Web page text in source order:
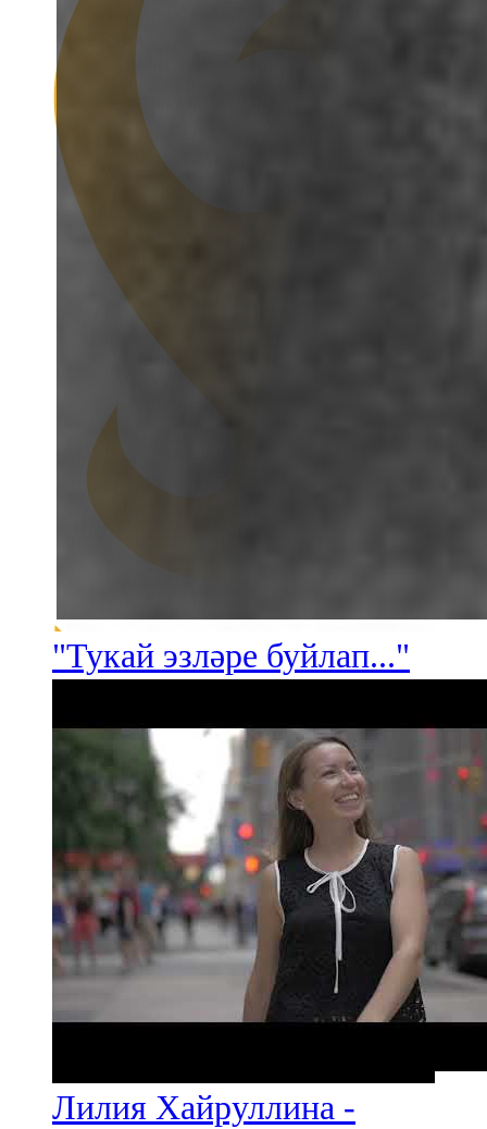
"Тукай эзләре буйлап..."
Лилия Хайруллина -